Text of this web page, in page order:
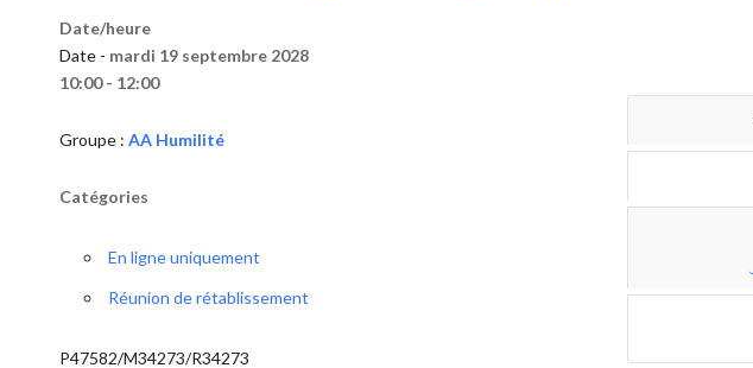
Date/heure
Date - mardi 19 septembre 2028
10:00 - 12:00
Groupe : AA Humilité
Catégories
En ligne uniquement
Réunion de rétablissement
P47582/M34273/R34273